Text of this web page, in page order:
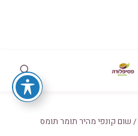
/ שום קונפי מהיר תומר תומס